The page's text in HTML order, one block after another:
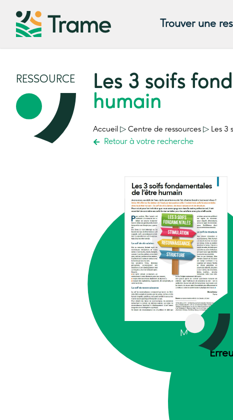
Trouver une
RESSOURCE Les 3 soifs
humain
Accueil ▷ Centre de ressources ▷ Les 3
Retour à votre recherche